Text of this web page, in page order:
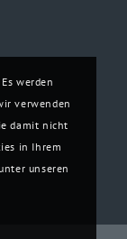
werden
verwenden
damit nicht
in Ihrem
unseren